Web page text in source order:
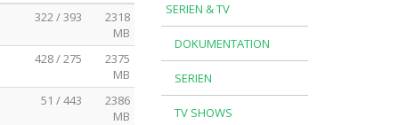
322 / 393
2318
MB
428 / 275
2375
MB
51 / 443
2386
MB
SERIEN & TV
DOKUMENTATION
SERIEN
TV SHOWS